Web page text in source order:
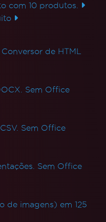
'tessdata
após descompactar o
sucesso.
licença no arquivo
de saída do ambiente
'Erro ao ler'
de passaportes
de 98% no consumo
de TIFF
com 10 produtos.
de HTML
Sem Office
Sem Office
Sem Office
de imagens) em 125